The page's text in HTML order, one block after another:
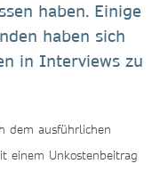
haben. Einige
haben sich
in Interviews zu
dem ausführlichen
einem Unkostenbeitrag